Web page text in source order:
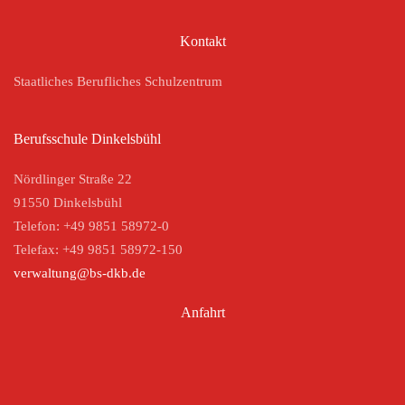
Kontakt
Staatliches Berufliches Schulzentrum
Berufsschule Dinkelsbühl
Nördlinger Straße 22
91550 Dinkelsbühl
Telefon: +49 9851 58972-0
Telefax: +49 9851 58972-150
verwaltung@bs-dkb.de
Anfahrt